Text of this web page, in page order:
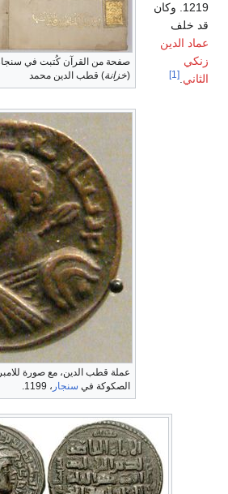
صفحة من القرآن كُتبت في سنجار
(خزانة) قطب الدين محمد
عملة قطب الدين، مع صورة
الصكوكة في سنجار ، 1199.
1219. وكان
قد خلف
عماد الدين
زنكي
الثاني [1]